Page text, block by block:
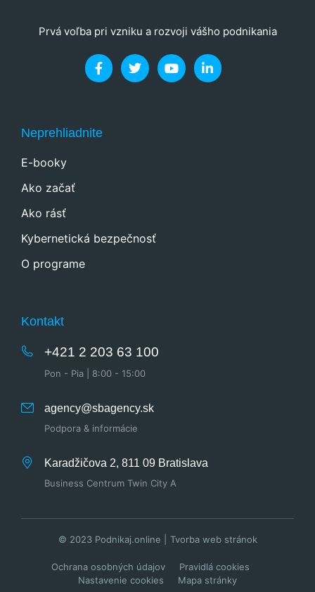
Prvá voľba pri vzniku a rozvoji vášho podnikania
Neprehliadnite
E-booky
Ako začať
Ako rásť
Kybernetická bezpečnosť
O programe
Kontakt
+421 2 203 63 100
Pon - Pia | 8:00 - 15:00
agency@sbagency.sk
Podpora & informácie
Karadžičova 2, 811 09 Bratislava
Business Centrum Twin City A
© 2023 Podnikaj.online | Tvorba web stránok
Ochrana osobných údajov
Pravidlá cookies
Nastavenie cookies
Mapa stránky